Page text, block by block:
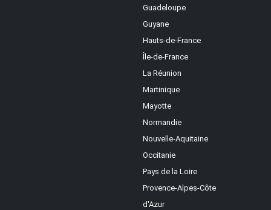
Guadeloupe
Guyane
Hauts-de-France
Île-de-France
La Réunion
Martinique
Mayotte
Normandie
Nouvelle-Aquitaine
Occitanie
Pays de la Loire
Provence-Alpes-Côte
d'Azur